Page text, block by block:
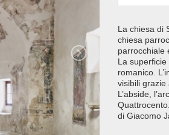
La chiesa di
chiesa
parrocchiale
La
romanico.
visibili
L’abside,
di Giacomo